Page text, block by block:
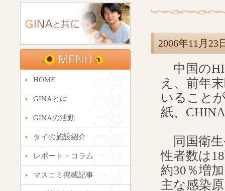
2006年11月
中国の
え、前年
いること
紙、
同国衛生
性者数は
約30％増
主な感染
HOME
GINAとは
GINAの活動
タイの施設紹介
レポート・コラム
マスコミ掲載記事